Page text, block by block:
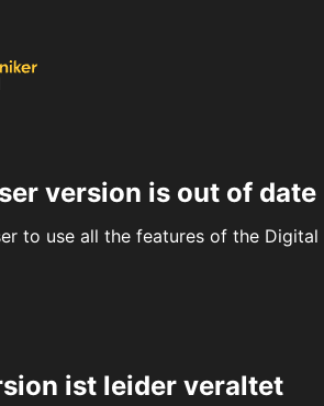
version is out of date
to use all the features of the
ist leider veraltet